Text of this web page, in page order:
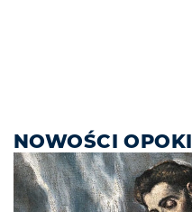
NOWOŚCI OPOKI